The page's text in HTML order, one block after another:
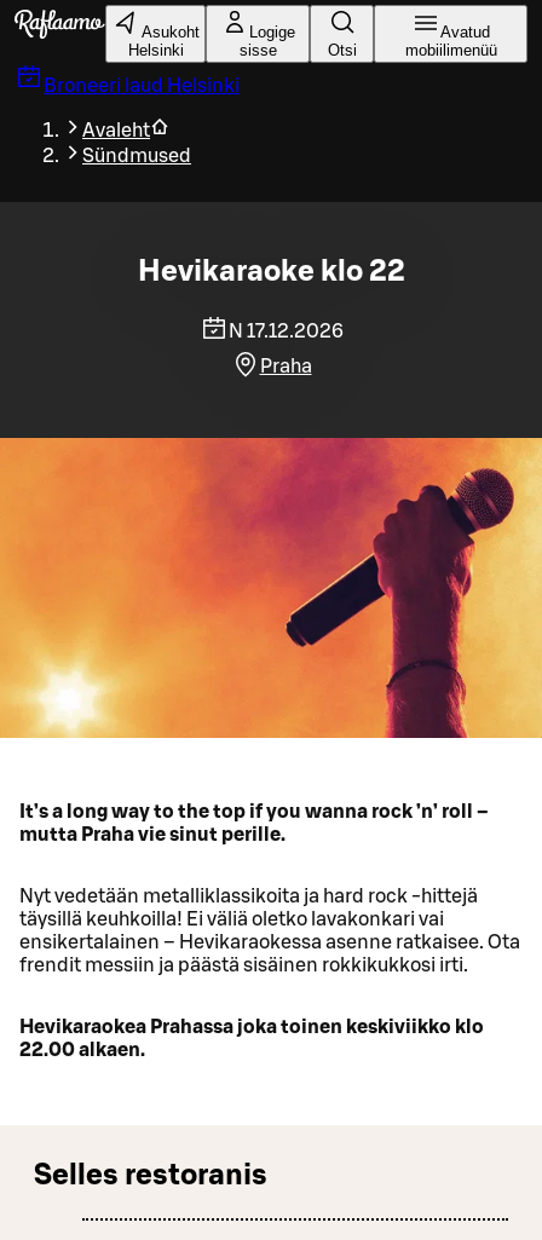
Liigu peamise sisu juurde
Asukoht
Helsinki
Logige
sisse
Otsi
Avatud
mobiilimenüü
Broneeri laud Helsinki
Avaleht
Sündmused
Hevikaraoke klo 22
N 17.12.2026
Praha
It’s a long way to the top if you wanna rock ’n’ roll –
mutta Praha vie sinut perille.
Nyt vedetään metalliklassikoita ja hard rock -hittejä
täysillä keuhkoilla! Ei väliä oletko lavakonkari vai
ensikertalainen – Hevikaraokessa asenne ratkaisee. Ota
frendit messiin ja päästä sisäinen rokkikukkosi irti.
Hevikaraokea Prahassa joka toinen keskiviikko klo
22.00 alkaen.
Selles restoranis